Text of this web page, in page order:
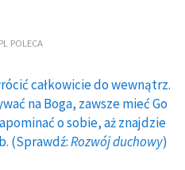
POLECA
całkowicie do wewnątrz.
na Boga, zawsze mieć Go
o sobie, aż znajdzie
(Sprawdź:Rozwój duchowy)